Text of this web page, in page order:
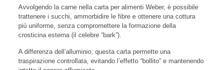
Avvolgendo la carne nella carta per alimenti Weber, è possibile
trattenere i succhi, ammorbidire le fibre e ottenere una cottura
più uniforme, senza compromettere la formazione della
crosticina esterna (il celebre “bark”).
A differenza dell’alluminio, questa carta permette una
traspirazione controllata, evitando l’effetto “bollito” e mantenendo